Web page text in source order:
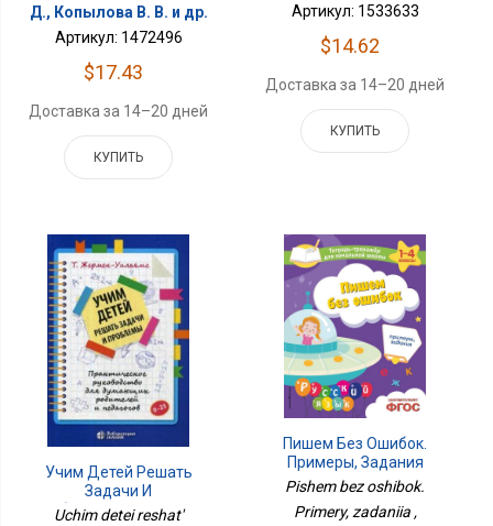
Д., Копылова В. В. и др.
Артикул: 1472496
$17.43
Доставка за 14–20 дней
КУПИТЬ
Артикул: 1533633
$14.62
Доставка за 14–20 дней
КУПИТЬ
Учим Детей Решать
Задачи И
Проблемы.Практич.рук-
Uchim detei reshat'
Пишем Без Ошибок.
Примеры, Задания
Pishem bez oshibok.
Primery, zadaniia ,